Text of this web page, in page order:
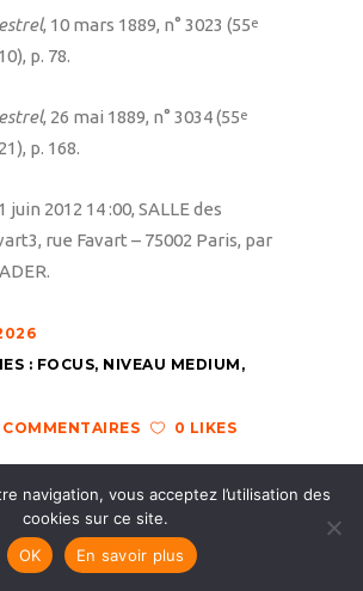
, 10 mars 1889, n° 3023 (55e
p. 78.
, 26 mai 1889, n° 3034 (55e
p. 168.
juin 2012 14 :00, SALLE des
rue Favart – 75002 Paris, par
: FOCUS, NIVEAU MEDIUM ,
COMMENTAIRES
0 LIKES
navigation, vous acceptez l’utilisation des
cookies sur ce site.
OK
En savoir plus